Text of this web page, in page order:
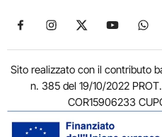
Seguici su Facebook
Seguici su Instagram
Seguici su X
Seguici
Sito realizzato con il contributo
n. 385 del 19/10/2022
COR15906233